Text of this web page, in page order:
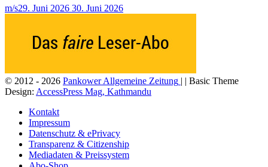
m/s29. Juni 2026 30. Juni 2026
© 2012 - 2026 Pankower Allgemeine Zeitung | | Basic Theme
Design: AccessPress Mag, Kathmandu
Kontakt
Impressum
Datenschutz & ePrivacy
Transparenz & Citizenship
Mediadaten & Preissystem